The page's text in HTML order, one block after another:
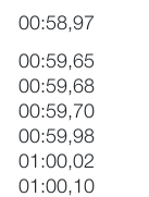
00:58,97
00:59,65
00:59,68
00:59,70
00:59,98
01:00,02
01:00,10